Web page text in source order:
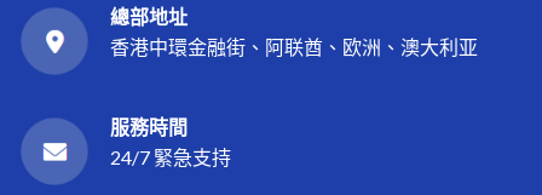
總部地址
香港中環金融街、阿联酋、欧洲、澳大利亚
服務時間
24/7 緊急支持